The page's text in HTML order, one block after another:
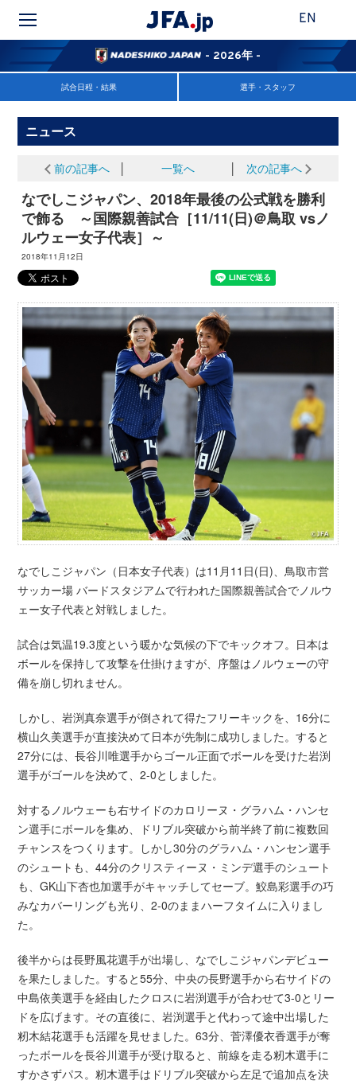
EN
- 2026年 -
試合日程・結果 選手・スタッフ
ニュース
前の記事へ 一覧へ 次の記事へ
なでしこジャパン、2018年最後の公式戦を勝利
で飾る ～国際親善試合［11/11(日)＠鳥取 vsノ
ルウェー女子代表］～
2018年11月12日
なでしこジャパン（日本女子代表）は11月11日(日)、鳥取市営
サッカー場 バードスタジアムで行われた国際親善試合でノルウ
ェー女子代表と対戦しました。
試合は気温19.3度という暖かな気候の下でキックオフ。日本は
ボールを保持して攻撃を仕掛けますが、序盤はノルウェーの守
備を崩し切れません。
しかし、岩渕真奈選手が倒されて得たフリーキックを、16分に
横山久美選手が直接決めて日本が先制に成功しました。すると
27分には、長谷川唯選手からゴール正面でボールを受けた岩渕
選手がゴールを決めて、2-0としました。
対するノルウェーも右サイドのカロリーヌ・グラハム・ハンセ
ン選手にボールを集め、ドリブル突破から前半終了前に複数回
チャンスをつくります。しかし30分のグラハム・ハンセン選手
のシュートも、44分のクリスティーヌ・ミンデ選手のシュート
も、GK山下杏也加選手がキャッチしてセーブ。鮫島彩選手の巧
みなカバーリングも光り、2-0のままハーフタイムに入りまし
た。
後半からは長野風花選手が出場し、なでしこジャパンデビュー
を果たしました。すると55分、中央の長野選手から右サイドの
中島依美選手を経由したクロスに岩渕選手が合わせて3-0とリー
ドを広げます。その直後に、岩渕選手と代わって途中出場した
籾木結花選手も活躍を見せました。63分、菅澤優衣香選手が奪
ったボールを長谷川選手が受け取ると、前線を走る籾木選手に
すかさずパス。籾木選手はドリブル突破から左足で追加点を決